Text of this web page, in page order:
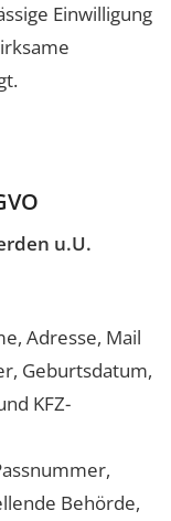
Einwilligung
u.U.
Adresse, Mail
Geburtsdatum,
KFZ-
Behörde,